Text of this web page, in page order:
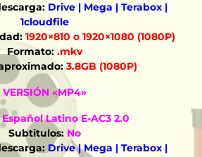
Drive | Mega | Terabox |
1cloudfile
1920×810 o 1920×1080 (1080P)
Formato: .mkv
3.8GB (1080P)
VERSIÓN «MP4»
Español Latino E-AC3 2.0
Subtitulos: No
Drive | Mega | Terabox |